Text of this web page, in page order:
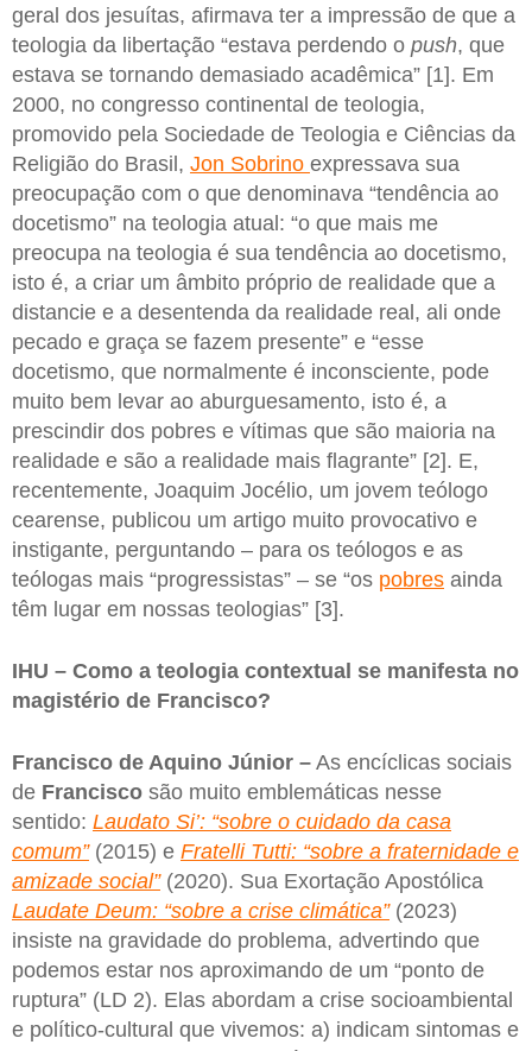
geral dos jesuítas, afirmava ter a impressão de que a
teologia da libertação “estava perdendo o push, que
estava se tornando demasiado acadêmica” [1]. Em
2000, no congresso continental de teologia,
promovido pela Sociedade de Teologia e Ciências da
Religião do Brasil, Jon Sobrino expressava sua
preocupação com o que denominava “tendência ao
docetismo” na teologia atual: “o que mais me
preocupa na teologia é sua tendência ao docetismo,
isto é, a criar um âmbito próprio de realidade que a
distancie e a desentenda da realidade real, ali onde
pecado e graça se fazem presente” e “esse
docetismo, que normalmente é inconsciente, pode
muito bem levar ao aburguesamento, isto é, a
prescindir dos pobres e vítimas que são maioria na
realidade e são a realidade mais flagrante” [2]. E,
recentemente, Joaquim Jocélio, um jovem teólogo
cearense, publicou um artigo muito provocativo e
instigante, perguntando – para os teólogos e as
teólogas mais “progressistas” – se “os pobres ainda
têm lugar em nossas teologias” [3].
IHU – Como a teologia contextual se manifesta no
magistério de Francisco?
Francisco de Aquino Júnior – As encíclicas sociais
de Francisco são muito emblemáticas nesse
sentido: Laudato Si’: “sobre o cuidado da casa
comum”(2015) e Fratelli Tutti: “sobre a fraternidade e
amizade social”(2020). Sua Exortação Apostólica
Laudate Deum: “sobre a crise climática”(2023)
insiste na gravidade do problema, advertindo que
podemos estar nos aproximando de um “ponto de
ruptura” (LD 2). Elas abordam a crise socioambiental
e político-cultural que vivemos: a) indicam sintomas e